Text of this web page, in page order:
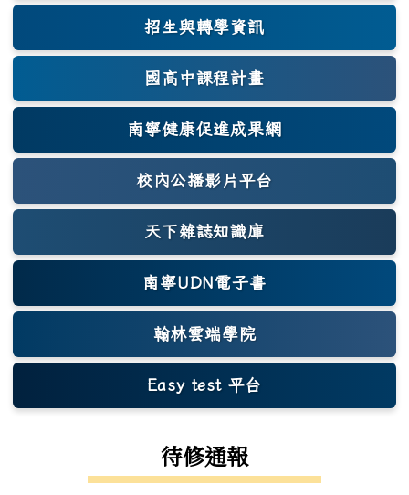
招生與轉學資訊
國高中課程計畫
南寧健康促進成果網
(另開新視窗)
校內公播影片平台
天下雜誌知識庫
(另開新視窗)
南寧UDN電子書
翰林雲端學院
Easy test 平台
(另開新視窗)
待修通報